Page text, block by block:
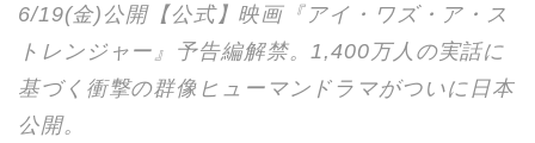
6/19(金)公開【公式】映画『アイ・ワズ・ア・ス
トレンジャー』予告編解禁。1,400万人の実話に
基づく衝撃の群像ヒューマンドラマがついに日本
公開。